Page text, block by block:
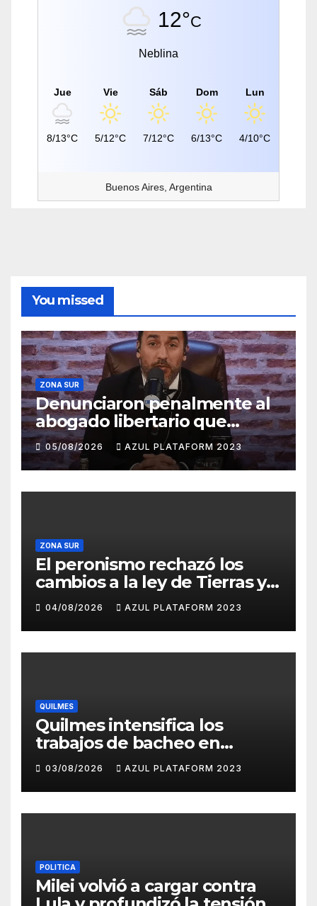
12°C
Neblina
Jue
8/13°C
Vie
5/12°C
Sáb
7/12°C
Dom
6/13°C
Lun
4/10°C
Buenos Aires, Argentina
You missed
ZONA SUR
Denunciaron penalmente al
abogado libertario que
propuso tirar napalm sobre
el Gran Buenos Aires
05/08/2026 AZUL PLATAFORM 2023
ZONA SUR
El peronismo rechazó los
cambios a la ley de Tierras y
convocó a movilizarse el
jueves en contra del
Gobierno
04/08/2026 AZUL PLATAFORM 2023
QUILMES
Quilmes intensifica los
trabajos de bacheo en
distintos barrios
03/08/2026 AZUL PLATAFORM 2023
POLITICA
Milei volvió a cargar contra